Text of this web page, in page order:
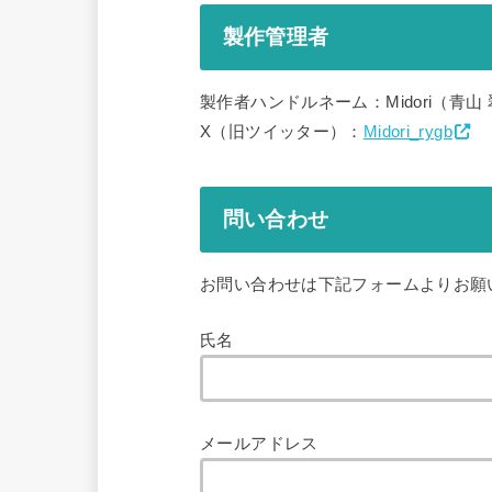
製作管理者
製作者ハンドルネーム：Midori（青山
X（旧ツイッター）： Midori_rygb
問い合わせ
お問い合わせは下記フォームよりお願
氏名
メールアドレス